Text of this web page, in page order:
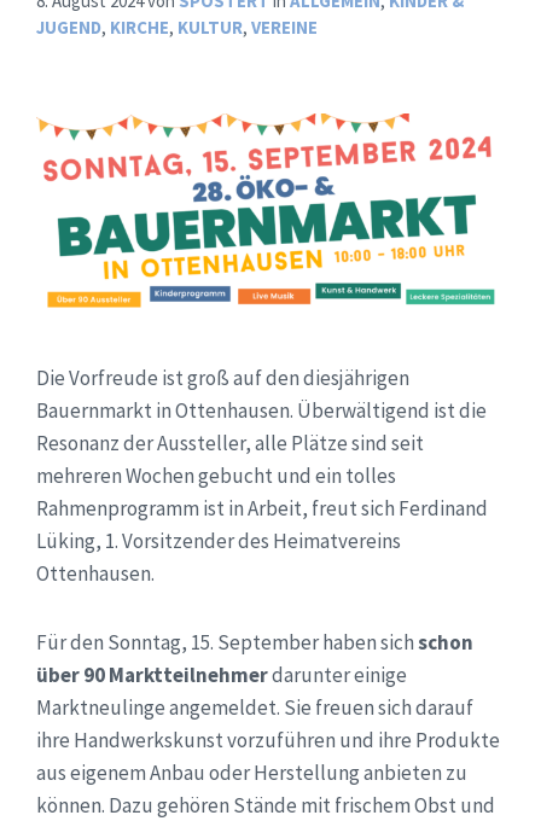
JUGEND, KIRCHE, KULTUR, VEREINE
Die Vorfreude ist groß auf den diesjährigen
Bauernmarkt in Ottenhausen. Überwältigend ist die
Resonanz der Aussteller, alle Plätze sind seit
mehreren Wochen gebucht und ein tolles
Rahmenprogramm ist in Arbeit, freut sich Ferdinand
Lüking, 1. Vorsitzender des Heimatvereins
Ottenhausen.
Für den Sonntag, 15. September haben sichschon
über 90 Marktteilnehmerdarunter einige
Marktneulinge angemeldet. Sie freuen sich darauf
ihre Handwerkskunst vorzuführen und ihre Produkte
aus eigenem Anbau oder Herstellung anbieten zu
können. Dazu gehören Stände mit frischem Obst und